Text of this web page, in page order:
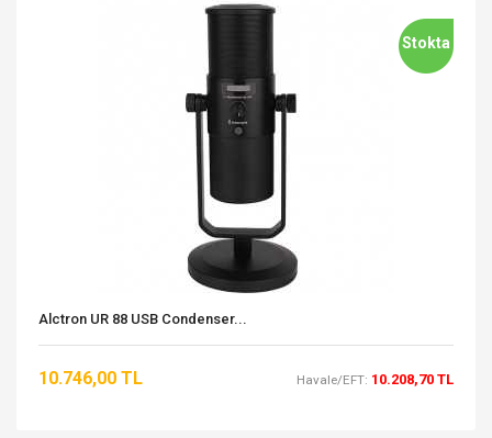
Stokta
Alctron UR 88 USB Condenser...
10.746,00 TL Havale/EFT: 10.208,70 TL